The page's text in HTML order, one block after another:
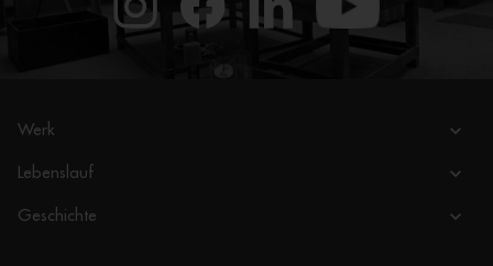
Werk
Lebenslauf
Geschichte